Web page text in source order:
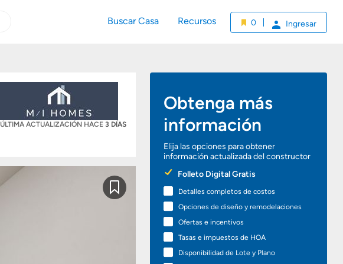
Buscar Casa Recursos 0 Ingresar
ÚLTIMA ACTUALIZACIÓN HACE 3 DÍAS
Obtenga más
información
Elija las opciones para obtener
información actualizada del constructor
Preferred
Options
Folleto Digital Gratis
Detalles completos de costos
Opciones de diseño y remodelaciones
Ofertas e incentivos
Tasas e impuestos de HOA
Disponibilidad de Lote y Plano
Guardar